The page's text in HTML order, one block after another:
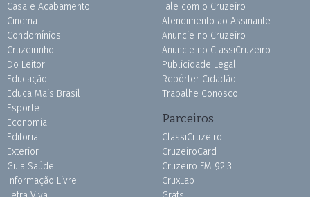
Casa e Acabamento
Cinema
Condomínios
Cruzeirinho
Do Leitor
Educação
Educa Mais Brasil
Esporte
Economia
Editorial
Exterior
Guia Saúde
Informação Livre
Fale com o Cruzeiro
Atendimento ao Assinante
Anuncie no Cruzeiro
Anuncie no ClassiCruzeiro
Publicidade Legal
Repórter Cidadão
Trabalhe Conosco
Parceiros
ClassiCruzeiro
CruzeiroCard
Cruzeiro FM 92.3
CruxLab